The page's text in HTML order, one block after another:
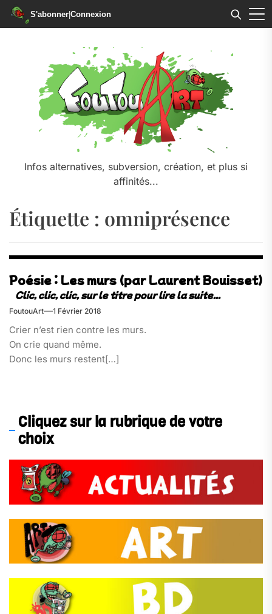
S'abonner|Connexion
Infos alternatives, subversion, création, et plus si
affinités...
Étiquette : omniprésence
Poésie : Les murs (par Laurent Bouisset)
FoutouArt 1 Février 2018
Crier n’est rien contre les murs.
On crie quand même.
Donc les murs restent[…]
Cliquez sur la rubrique de votre
choix